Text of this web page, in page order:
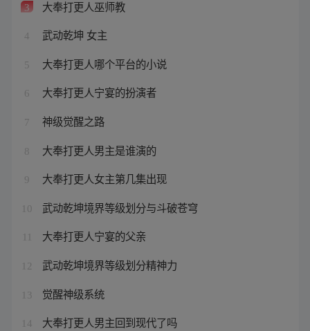
3 大奉打更人巫师教
4 武动乾坤 女主
5 大奉打更人哪个平台的小说
6 大奉打更人宁宴的扮演者
7 神级觉醒之路
8 大奉打更人男主是谁演的
9 大奉打更人女主第几集出现
10 武动乾坤境界等级划分与斗破苍穹
大奉打更人宁宴的父亲
12 武动乾坤境界等级划分精神力
13 觉醒神级系统
14 大奉打更人男主回到现代了吗